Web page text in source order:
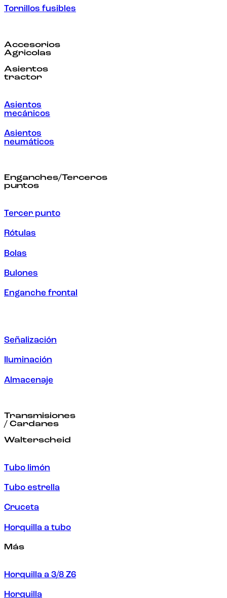
Tornillos fusibles
Accesorios
Agricolas
Asientos
tractor
Asientos
mecánicos
Asientos
neumáticos
Enganches/Terceros
puntos
Tercer punto
Rótulas
Bolas
Bulones
Enganche frontal
Señalización
Iluminación
Almacenaje
Transmisiones
/ Cardanes
Walterscheid
Tubo limón
Tubo estrella
Cruceta
Horquilla a tubo
Más
Horquilla a 3/8 Z6
Horquilla